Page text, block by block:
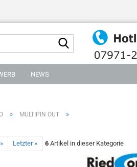
Suche...
NEWS
» MULTIPIN OUT »
Letzter » 6 Artikel in dieser Kategorie